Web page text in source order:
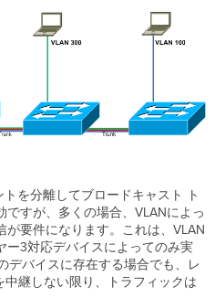
を分離してブロードキャスト ト
すが、多くの場合、VLANによっ
要件になります。これは、VLAN
ー3対応デバイスによってのみ実
デバイスに存在する場合でも、レ
継しない限り、トラフィックは